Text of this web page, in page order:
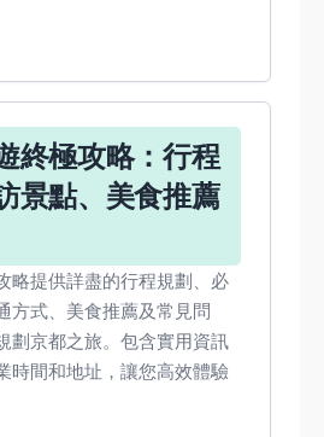
終極攻略：行程
景點、美食推薦
略提供詳盡的行程規劃、必
方式、美食推薦及常見問
劃京都之旅。包含實用資訊
時間和地址，讓您高效體驗